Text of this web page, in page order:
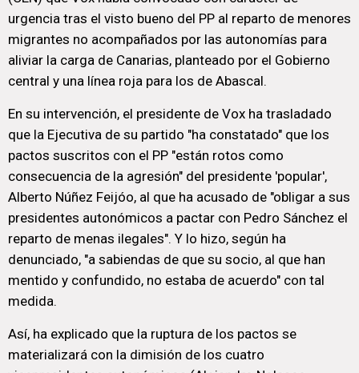
urgencia tras el visto bueno del PP al reparto de menores
migrantes no acompañados por las autonomías para
aliviar la carga de Canarias, planteado por el Gobierno
central y una línea roja para los de Abascal.
En su intervención, el presidente de Vox ha trasladado
que la Ejecutiva de su partido "ha constatado" que los
pactos suscritos con el PP "están rotos como
consecuencia de la agresión" del presidente 'popular',
Alberto Núñez Feijóo, al que ha acusado de "obligar a sus
presidentes autonómicos a pactar con Pedro Sánchez el
reparto de menas ilegales". Y lo hizo, según ha
denunciado, "a sabiendas de que su socio, al que han
mentido y confundido, no estaba de acuerdo" con tal
medida.
Así, ha explicado que la ruptura de los pactos se
materializará con la dimisión de los cuatro